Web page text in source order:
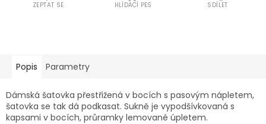
ZEPTAT SE HLÍDACÍ PES SDÍLET
Popis Parametry
Dámská šatovka přestřižená v bocích s pasovým nápletem,
šatovka se tak dá podkasat. Sukně je vypodšívkovaná s
kapsami v bocích, průramky lemované úpletem.